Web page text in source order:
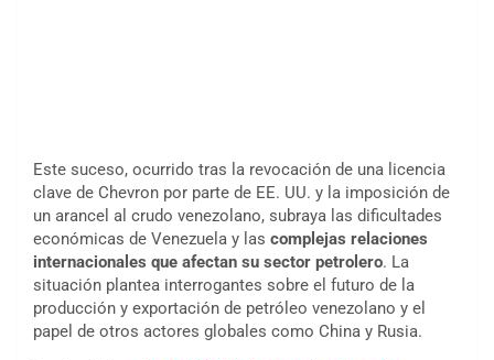
Este suceso, ocurrido tras la revocación de una licencia
clave de Chevron por parte de EE. UU. y la imposición de
un arancel al crudo venezolano, subraya las dificultades
económicas de Venezuela y las complejas relaciones
internacionales que afectan su sector petrolero. La
situación plantea interrogantes sobre el futuro de la
producción y exportación de petróleo venezolano y el
papel de otros actores globales como China y Rusia.